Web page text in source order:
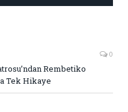
0
Rembetiko
Tek Hikaye